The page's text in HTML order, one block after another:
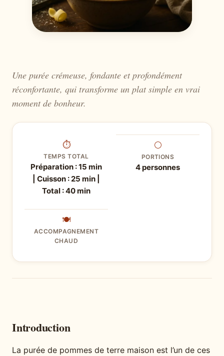
Une purée crémeuse, fondante et profondément
réconfortante, qui transforme un plat simple en vrai
moment de bonheur.
⏱
TEMPS TOTAL
Préparation : 15 min
| Cuisson : 25 min |
Total : 40 min
⚪
PORTIONS
4 personnes
🍽
ACCOMPAGNEMENT
CHAUD
Introduction
La purée de pommes de terre maison est l’un de ces